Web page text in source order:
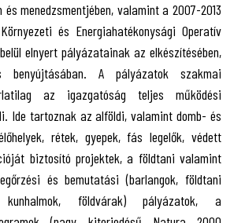
menedzsmentjében, valamint a 2007-2013
és Energiahatékonysági Operatív
elnyert pályázatainak az elkészítésében,
benyújtásában. A pályázatok szakmai
az igazgatóság teljes működési
Ide tartoznak az alföldi, valamint domb- és
rétek, gyepek, fás legelők, védett
biztosító projektek, a földtani valamint
és bemutatási (barlangok, földtani
kunhalmok, földvárak) pályázatok, a